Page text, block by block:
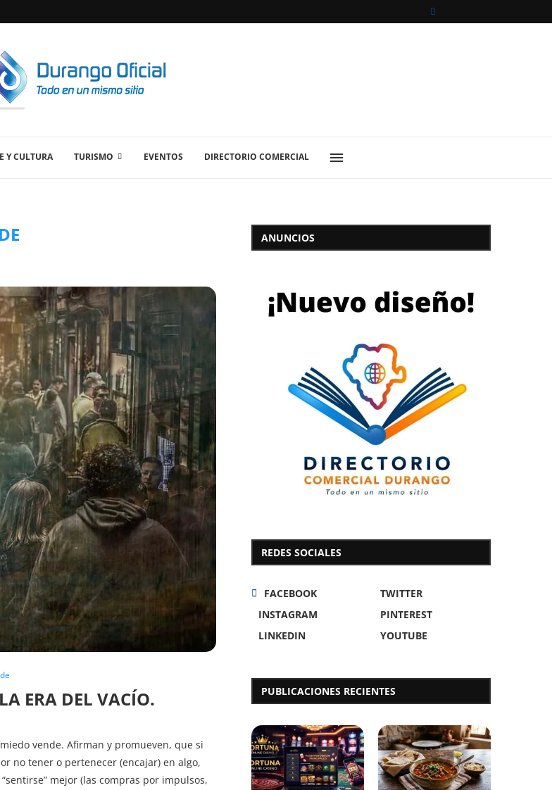
Confiables en Durango,...
Y CULTURA TURISMO EVENTOS DIRECTORIO COMERCIAL
ERA DEL VACÍO.
vende. Afirman y promueven, que si
no tener o pertenecer (encajar) en algo,
mejor (las compras por impulsos,
ANUNCIOS
REDES SOCIALES
FACEBOOK
TWITTER
INSTAGRAM
PINTEREST
LINKEDIN
YOUTUBE
PUBLICACIONES RECIENTES